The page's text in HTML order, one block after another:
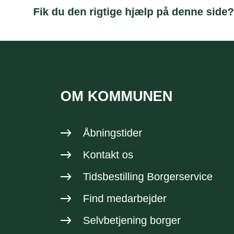
Fik du den rigtige hjælp på denne side?
OM KOMMUNEN
Åbningstider
Kontakt os
Tidsbestilling Borgerservice
Find medarbejder
Selvbetjening borger